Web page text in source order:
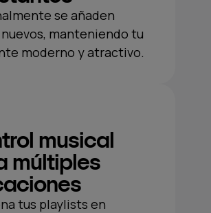
se añaden
manteniendo tu
moderno y atractivo.
musical
múltiples
tus playlists en